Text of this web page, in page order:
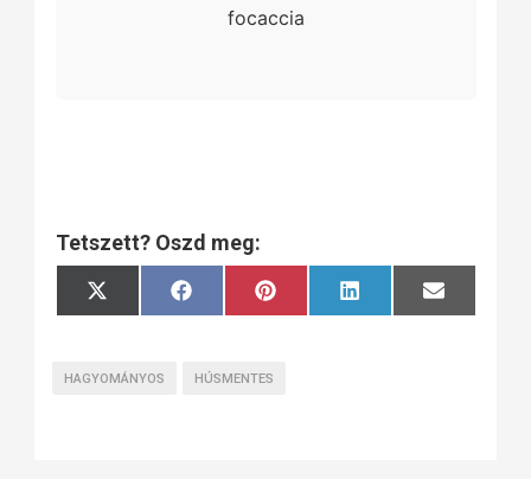
focaccia
Tetszett? Oszd meg:
Share
on
X
(Twitter)
Share
on
Facebook Share
on
Pinterest
Share
on
LinkedIn
Share
on
Email
HAGYOMÁNYOS HÚSMENTES